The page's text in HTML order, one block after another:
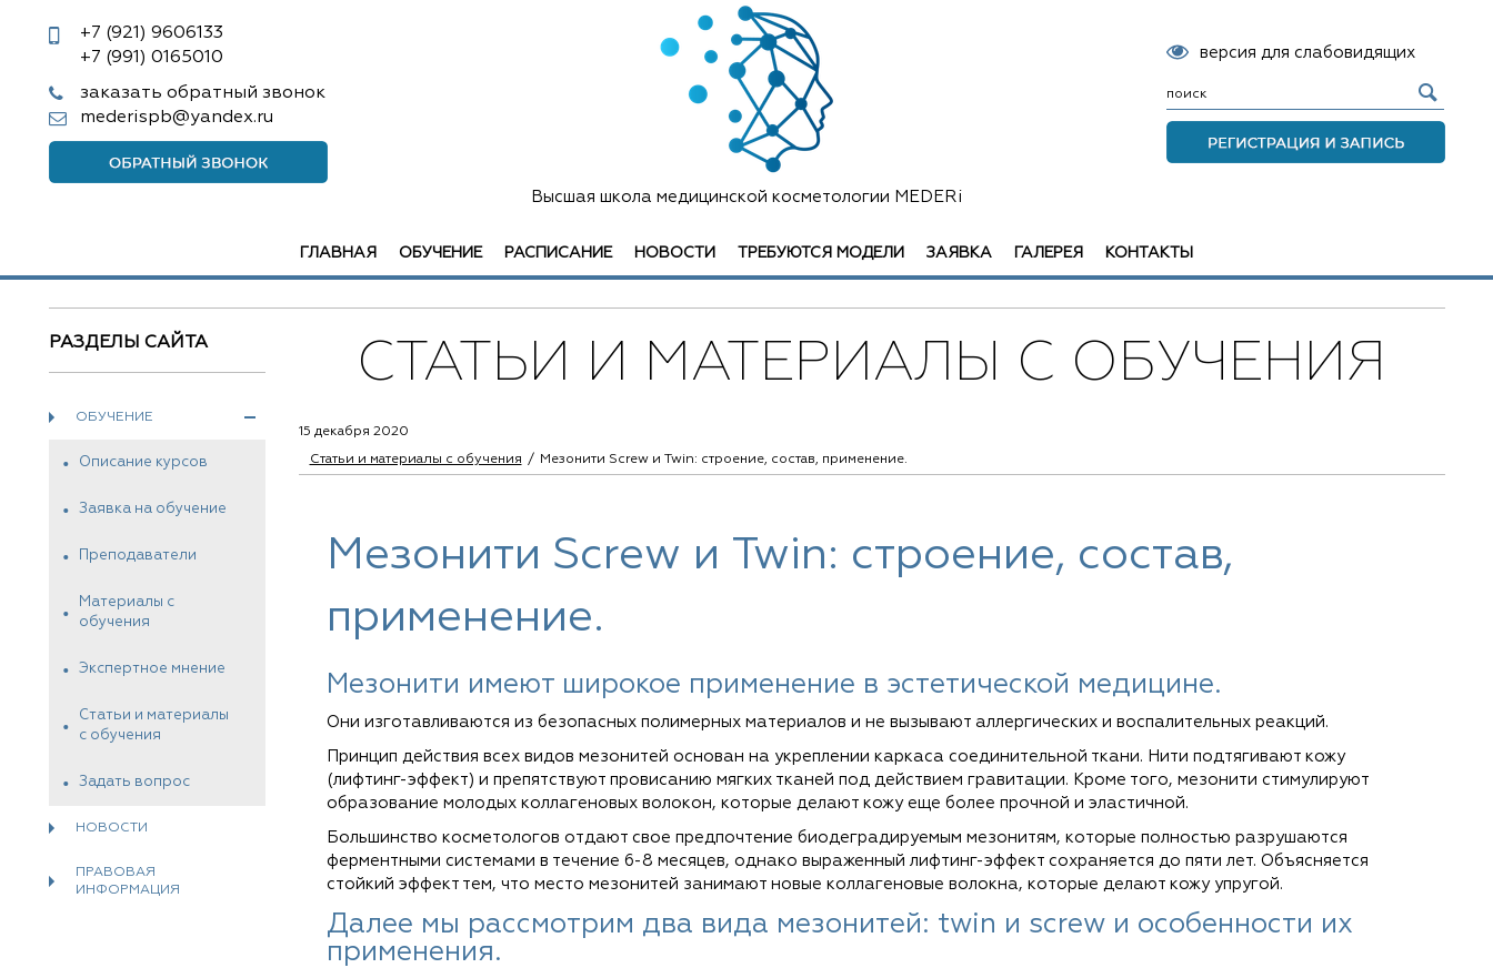
+7 (921) 9606133
+7 (991) 0165010
заказать обратный звонок
mederispb@yandex.ru
Высшая школа медицинской косметологии MEDERi
версия для слабовидящих
ГЛАВНАЯ ОБУЧЕНИЕ РАСПИСАНИЕ НОВОСТИ ТРЕБУЮТСЯ МОДЕЛИ ЗАЯВКА ГАЛЕРЕЯ КОНТАКТЫ
РАЗДЕЛЫ САЙТА
ОБУЧЕНИЕ
Описание курсов
Заявка на обучение
Преподаватели
Материалы с
обучения
Экспертное мнение
Статьи и материалы
с обучения
Задать вопрос
НОВОСТИ
ПРАВОВАЯ
ИНФОРМАЦИЯ
СТАТЬИ И МАТЕРИАЛЫ С ОБУЧЕНИЯ
15 декабря 2020
Статьи и материалы с обучения Мезонити Screw и Twin: строение, состав, применение.
Мезонити Screw и Twin: строение, состав,
применение.
Мезонити имеют широкое применение в эстетической медицине.
Они изготавливаются из безопасных полимерных материалов и не вызывают аллергических и воспалительных реакций.
Принцип действия всех видов мезонитей основан на укреплении каркаса соединительной ткани. Нити подтягивают кожу
(лифтинг-эффект) и препятствуют провисанию мягких тканей под действием гравитации. Кроме того, мезонити стимулируют
образование молодых коллагеновых волокон, которые делают кожу еще более прочной и эластичной.
Большинство косметологов отдают свое предпочтение биодеградируемым мезонитям, которые полностью разрушаются
ферментными системами в течение 6-8 месяцев, однако выраженный лифтинг-эффект сохраняется до пяти лет. Объясняется
стойкий эффект тем, что место мезонитей занимают новые коллагеновые волокна, которые делают кожу упругой.
Далее мы рассмотрим два вида мезонитей: twin и screw и особенности их
применения.